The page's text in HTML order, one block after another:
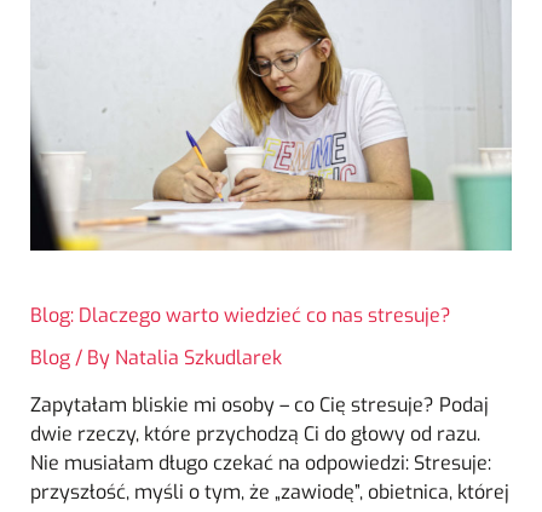
Blog: Dlaczego warto wiedzieć co nas stresuje?
Blog/ By Natalia Szkudlarek
Zapytałam bliskie mi osoby – co Cię stresuje? Podaj
dwie rzeczy, które przychodzą Ci do głowy od razu.
Nie musiałam długo czekać na odpowiedzi: Stresuje:
przyszłość, myśli o tym, że „zawiodę”, obietnica, której